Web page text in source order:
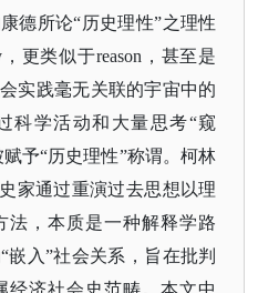
德所论“历史理性”之理性
更类似于reason，甚至是
实践毫无关联的宇宙中的
科学活动和大量思考“窥
予“历史理性”称谓。柯林
家通过重演过去思想以理
法，本质是一种解释学路
入”社会关系，旨在批判
济社会史范畴。本文中